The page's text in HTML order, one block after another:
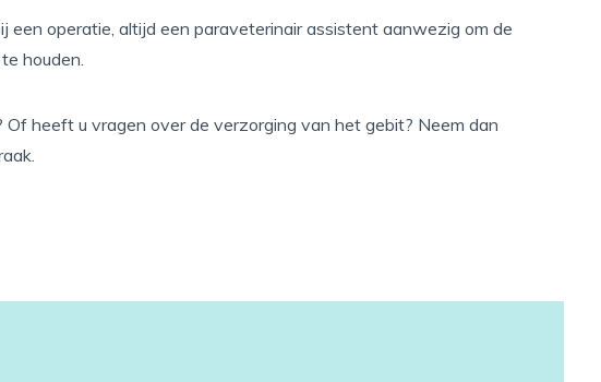
een operatie, altijd een paraveterinair assistent aanwezig om de
houden.
heeft u vragen over de verzorging van het gebit? Neem dan